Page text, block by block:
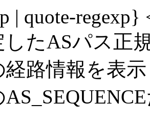
| quote-regexp}
したASパス正
経路情報を表